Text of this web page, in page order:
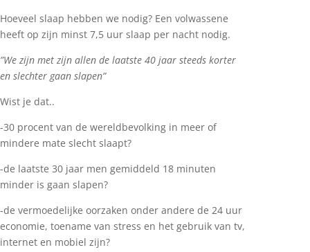
Hoeveel slaap hebben we nodig? Een volwassene
heeft op zijn minst 7,5 uur slaap per nacht nodig.
”We zijn met zijn allen de laatste 40 jaar steeds korter
en slechter gaan slapen”
Wist je dat..
-30 procent van de wereldbevolking in meer of
mindere mate slecht slaapt?
-de laatste 30 jaar men gemiddeld 18 minuten
minder is gaan slapen?
-de vermoedelijke oorzaken onder andere de 24 uur
economie, toename van stress en het gebruik van tv,
internet en mobiel zijn?